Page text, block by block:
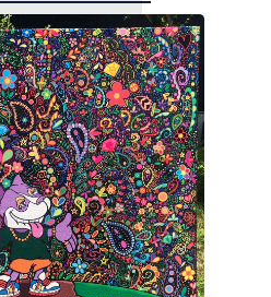
福岡市美術館）